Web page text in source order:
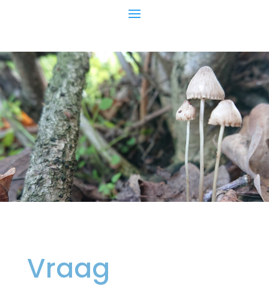
Vraag